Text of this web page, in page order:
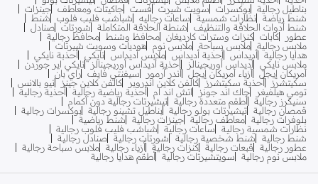
بناطيل رجالية بوكسرات سويت شيرت فست جاكيتات ومعاطف جينزات
شنط رياضة نظارات شمسية ساعات رجاليه شباشب فليب فلوب
شنط
شنط أدوات الحلاقة والتنظيف
شنطة الحلاقة المتكاملة شورتات صنادل
عطور
كابات كنزات وسترات كارديغان محافظ وشنط
محافظ رجالية
ملابس رجالية ملابس سباحة ملابس نوم
هوديات وسويت شيرتات
هدايا رجالية أديداس أحذية أديداس ملابس أديداس نايكي أحذبة نايكي
ملابس نايكي أديداس أوريجينالز أحذية أديداس أوريجينالز
نايكي اير جوردن
أمريكان إيجل أزياء أمريكان إيجل أندر آرمور سيفنتي فايف راي بان
سكيتشرز
أحذية سكيتشرز كالفن كلاين اندروير كالفن كلاين جينز
نيو بالانس
تومي هيلفيغر
جاك اند جونز اتش اند ام أحذية رياضية رجالية أحذية رجالية
سنيكرز رجالية أطقم متعددة رجالية تيشيرتات رجالية دون أكمام
قمصان رجالية تيشيرتات بولو رجالية بناطيل تشينو رجالية بوكسرات رجالية
بلوفرات رجالية معاطف رجالية جينزات رجالية
شنط رياضية
نظارات شمسية رجالية
ساعات رجالية
شباشب فليب فلوب رجالية
شنط رجالية
شنط شخصية رجالية شورتات رجالية صنادل رجالية
عطور رجالية
قبعات رجالية كنزات رجالية أزياء رجالية ملابس سباحة رجالية
ملابس نوم رجالية
سويتشيرتات رجالية أطقم هدايا رجالية